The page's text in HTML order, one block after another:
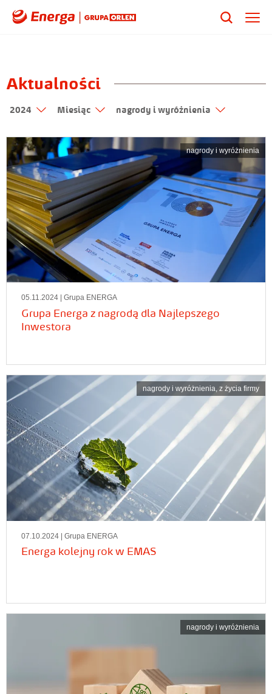
Aktualności
2024 Miesiąc nagrody i wyróżnienia
nagrody i wyróżnienia
05.11.2024 | Grupa ENERGA
Grupa Energa z nagrodą dla Najlepszego
Inwestora
nagrody i wyróżnienia, z życia firmy
07.10.2024 | Grupa ENERGA
Energa kolejny rok w EMAS
nagrody i wyróżnienia